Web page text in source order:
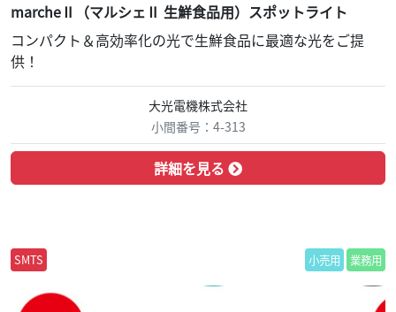
marcheⅡ（マルシェⅡ 生鮮食品用）スポットライト
コンパクト＆高効率化の光で生鮮食品に最適な光をご提
供！
大光電機株式会社
小間番号：4-313
詳細を見る
SMTS 小売用 業務用